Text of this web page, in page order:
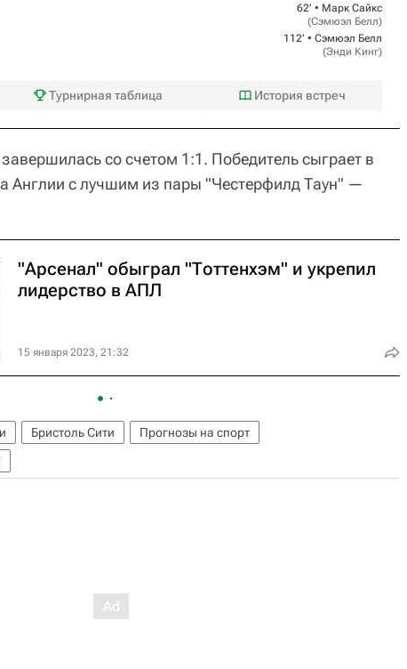
62‎’‎ • Марк Сайкс
(Сэмюэл Белл)
112‎’‎ • Сэмюэл Белл
(Энди Кинг)
Турнирная таблица История встреч
со счетом 1:1. Победитель сыграет в
Англии с лучшим из пары "Честерфилд Таун" —
"Арсенал" обыграл "Тоттенхэм" и укрепил
лидерство в АПЛ
15 января 2023, 21:32
Бристоль Сити
Прогнозы на спорт